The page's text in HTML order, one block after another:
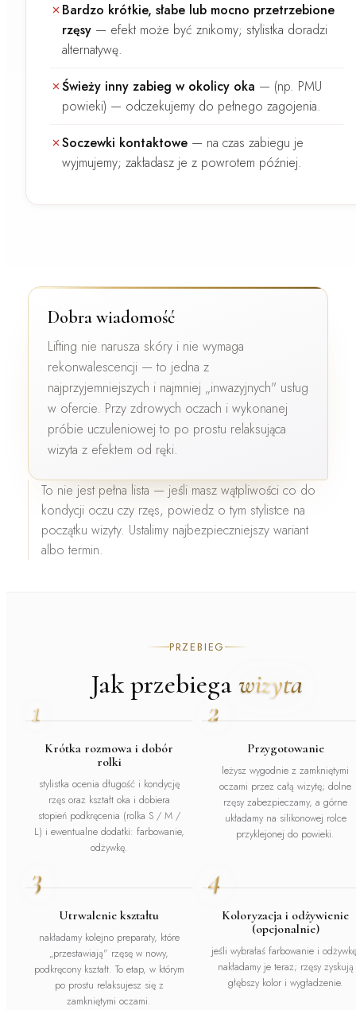
Bardzo krótkie, słabe lub mocno przetrzebione
rzęsy — efekt może być znikomy; stylistka doradzi
alternatywę.
Świeży inny zabieg w okolicy oka — (np. PMU
powieki) — odczekujemy do pełnego zagojenia.
Soczewki kontaktowe — na czas zabiegu je
wyjmujemy; zakładasz je z powrotem później.
Dobra wiadomość
Lifting nie narusza skóry i nie wymaga
rekonwalescencji — to jedna z
najprzyjemniejszych i najmniej „inwazyjnych" usług
w ofercie. Przy zdrowych oczach i wykonanej
próbie uczuleniowej to po prostu relaksująca
wizyta z efektem od ręki.
To nie jest pełna lista — jeśli masz wątpliwości co do
kondycji oczu czy rzęs, powiedz o tym stylistce na
początku wizyty. Ustalimy najbezpieczniejszy wariant
albo termin.
PRZEBIEG
Jak przebiegawizyta
1
Krótka rozmowa i dobór
rolki
stylistka ocenia długość i kondycję
rzęs oraz kształt oka i dobiera
stopień podkręcenia (rolka S / M /
L) i ewentualne dodatki: farbowanie,
odżywkę.
2
Przygotowanie
leżysz wygodnie z zamkniętymi
oczami przez całą wizytę; dolne
rzęsy zabezpieczamy, a górne
układamy na silikonowej rolce
przyklejonej do powieki.
3
Utrwalenie kształtu
nakładamy kolejno preparaty, które
„przestawiają" rzęsę w nowy,
podkręcony kształt. To etap, w którym
po prostu relaksujesz się z
zamkniętymi oczami.
4
Koloryzacja i odżywienie
(opcjonalnie)
jeśli wybrałaś farbowanie i
nakładamy je teraz; rzęsy zyskują
głębszy kolor i wygładzenie.